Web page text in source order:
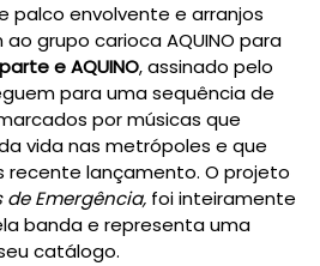
palco envolvente e arranjos
grupo carioca AQUINO para
eAQUINO, assinado pelo
para uma sequência de
por músicas que
vida nas metrópoles e que
recente lançamento. O projeto
de Emergência, foi inteiramente
banda e representa uma
catálogo.